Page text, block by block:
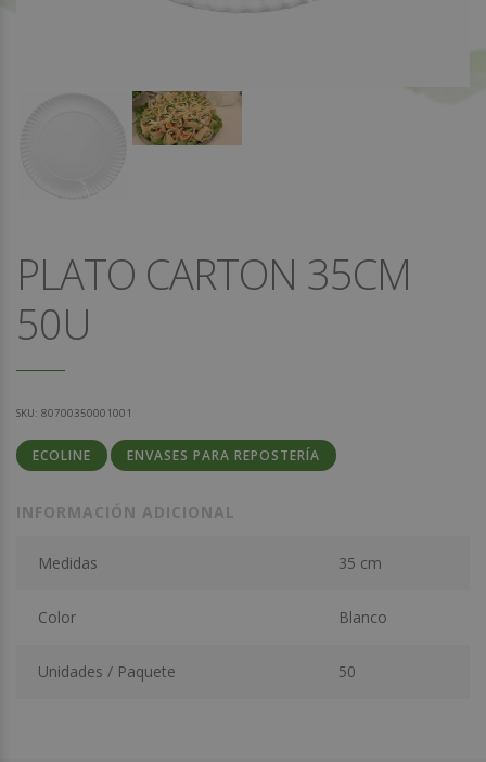
PLATO CARTON 35CM
50U
SKU: 80700350001001
ECOLINE ENVASES PARA REPOSTERÍA
INFORMACIÓN ADICIONAL
Medidas 35 cm
Color Blanco
Unidades / Paquete 50